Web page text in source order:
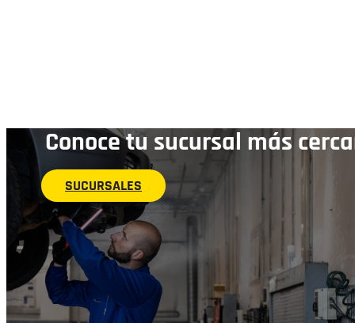
Conoce tu sucursal más
SUCURSALES